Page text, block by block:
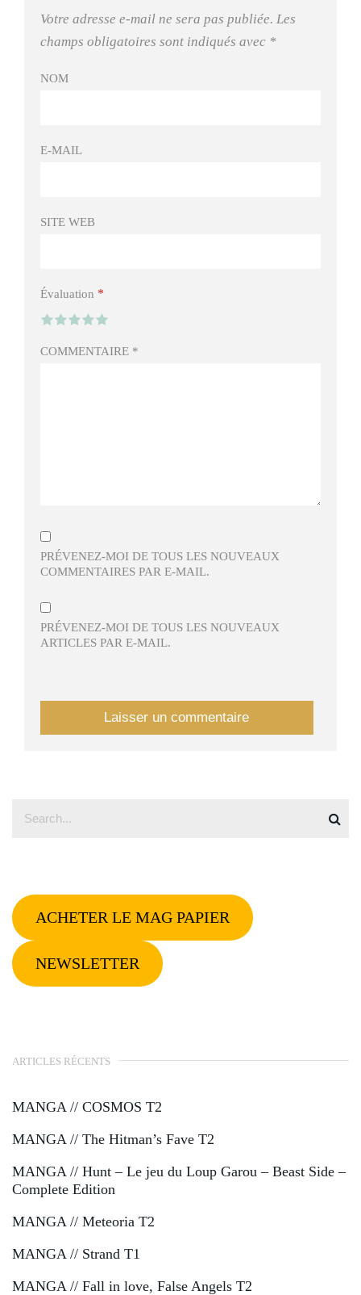
Votre adresse e-mail ne sera pas publiée. Les
champs obligatoires sont indiqués avec *
NOM
E-MAIL
SITE WEB
Évaluation *
COMMENTAIRE *
PRÉVENEZ-MOI DE TOUS LES NOUVEAUX
COMMENTAIRES PAR E-MAIL.
PRÉVENEZ-MOI DE TOUS LES NOUVEAUX
ARTICLES PAR E-MAIL.
ACHETER LE MAG PAPIER
NEWSLETTER
ARTICLES RÉCENTS
MANGA // COSMOS T2
MANGA // The Hitman’s Fave T2
MANGA // Hunt – Le jeu du Loup Garou – Beast Side –
Complete Edition
MANGA // Meteoria T2
MANGA // Strand T1
MANGA // Fall in love, False Angels T2